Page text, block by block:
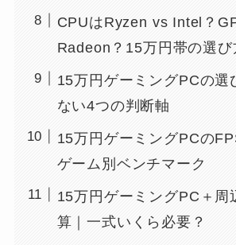
CPUはRyzen vs Intel？
Radeon？15万円帯の選び
15万円ゲーミングPCの選
ない4つの判断軸
15万円ゲーミングPCの
ゲーム別ベンチマーク
15万円ゲーミングPC＋周
算｜一式いくら必要？